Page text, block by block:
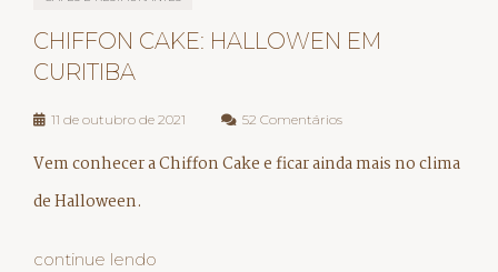
CHIFFON CAKE: HALLOWEN EM
CURITIBA
11 de outubro de 2021 52 Comentários
Vem conhecer a Chiffon Cake e ficar ainda mais no clima
de Halloween.
continue lendo